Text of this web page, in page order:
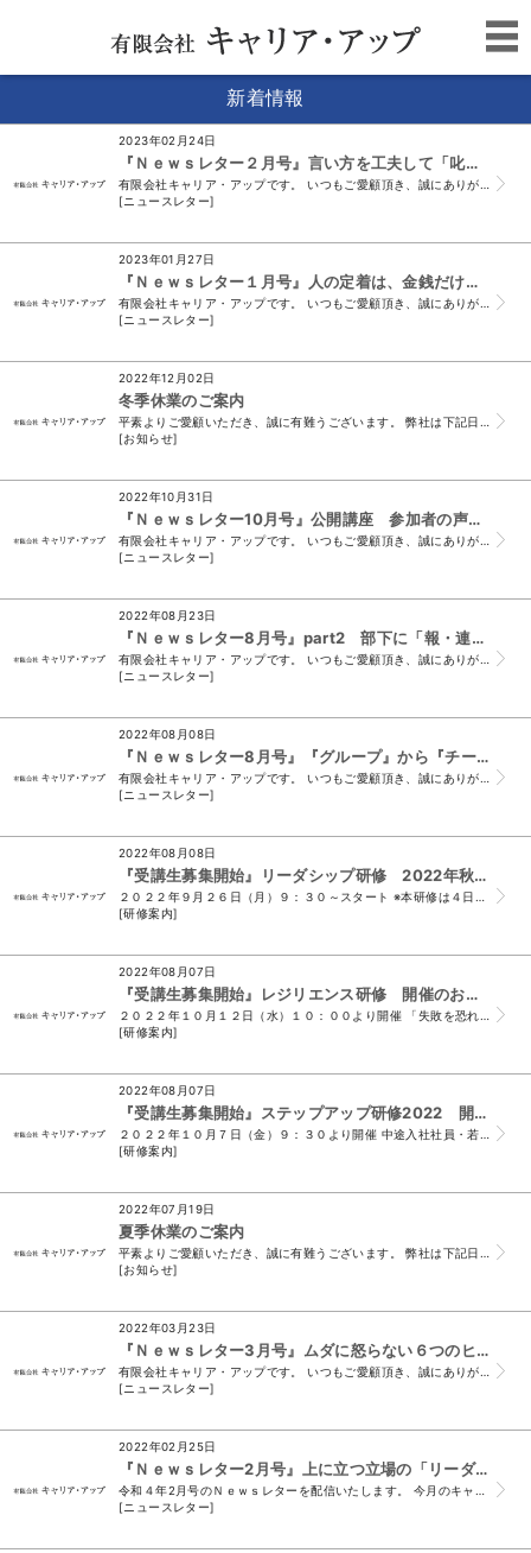
新着情報
2023年02月24日
『Ｎｅｗｓレター２月号』言い方を工夫して「叱れる」上司になろう！
[ニュースレター]
2023年01月27日
『Ｎｅｗｓレター１月号』人の定着は、金銭だけではなく、内的報酬も重要！！
[ニュースレター]
2022年12月02日
冬季休業のご案内
[お知らせ]
2022年10月31日
『Ｎｅｗｓレター10月号』公開講座 参加者の声をご紹介
[ニュースレター]
2022年08月23日
『Ｎｅｗｓレター8月号』part2 部下に「報・連・相」を教える上で～上司が心掛ける「お・ひ・た・し」～
[ニュースレター]
2022年08月08日
『Ｎｅｗｓレター8月号』『グループ』から『チーム』への組織づくり！！
[ニュースレター]
2022年08月08日
『受講生募集開始』リーダシップ研修 2022年秋 開催のお知らせ
[研修案内]
2022年08月07日
『受講生募集開始』レジリエンス研修 開催のお知らせ
[研修案内]
2022年08月07日
『受講生募集開始』ステップアップ研修2022 開催のお知らせ
[研修案内]
2022年07月19日
夏季休業のご案内
[お知らせ]
2022年03月23日
『Ｎｅｗｓレター3月号』ムダに怒らない６つのヒント
[ニュースレター]
2022年02月25日
『Ｎｅｗｓレター2月号』上に立つ立場の「リーダーシップ」について
[ニュースレター]